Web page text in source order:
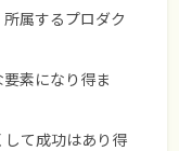
属するプロダク
素になり得ま
て成功はあり得